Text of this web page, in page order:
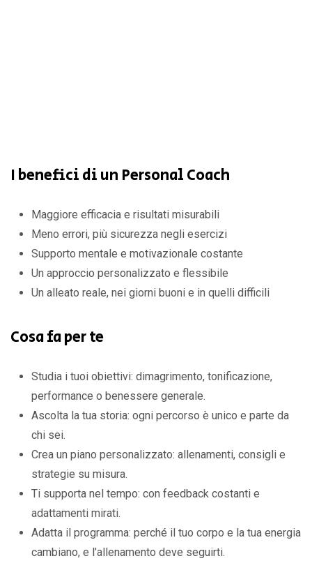
I benefici di un Personal Coach
Maggiore efficacia e risultati misurabili
Meno errori, più sicurezza negli esercizi
Supporto mentale e motivazionale costante
Un approccio personalizzato e flessibile
Un alleato reale, nei giorni buoni e in quelli difficili
Cosa fa per te
Studia i tuoi obiettivi: dimagrimento, tonificazione,
performance o benessere generale.
Ascolta la tua storia: ogni percorso è unico e parte da
chi sei.
Crea un piano personalizzato: allenamenti, consigli e
strategie su misura.
Ti supporta nel tempo: con feedback costanti e
adattamenti mirati.
Adatta il programma: perché il tuo corpo e la tua energia
cambiano, e l’allenamento deve seguirti.